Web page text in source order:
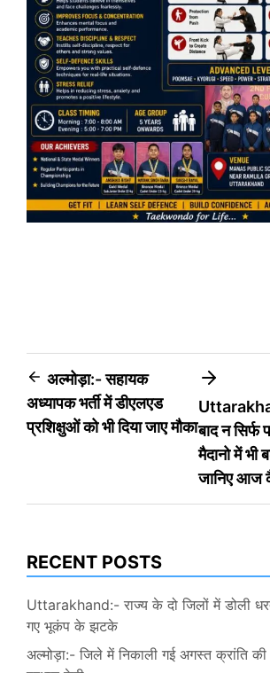
Post
navigation
अल्मोड़ा:- सहायक
अध्यापक भर्ती में डीएलएड
प्रशिक्षुओं को भी दिया जाए मौकाबाद न सिर्फ
मैदानो में
जानिए आज
RECENT POSTS
Uttarakhand:- राज्य के दो जिलों में डोली
गए भूकंप के झटके
अल्मोड़ा:- जिले में निकाली गई अगस्त क्रांति की